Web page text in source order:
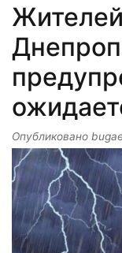
Жителей
Опубликовано